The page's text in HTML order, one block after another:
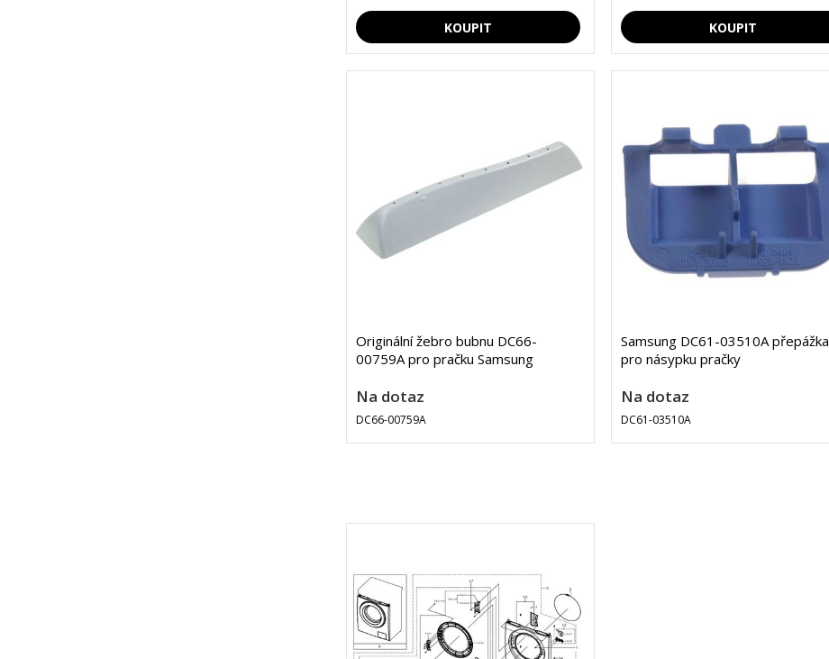
Originální žebro bubnu DC66-
00759A pro pračku Samsung
Na dotaz
DC66-00759A
Samsung DC61-03510A přepážka
pro násypku pračky
Na dotaz
DC61-03510A